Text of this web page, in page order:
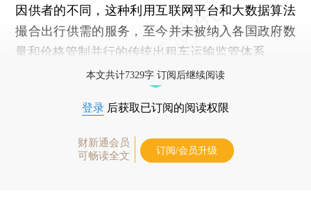
因供者的不同，这种利用互联网平台和大数据算法
撮合出行供需的服务，至今并未被纳入各国政府数
量和价格管制并行的传统出租车运输监管体系。
本文共计7329字 订阅后继续阅读
登录 后获取已订阅的阅读权限
财新通会员
可畅读全文
订阅/会员升级